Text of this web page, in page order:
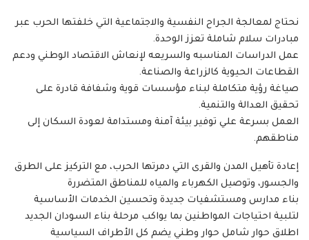
نحتاج لمعالجة الجراح النفسية والاجتماعية التي خلفتها الحرب عبر
مبادرات سلام شاملة تعزز الوحدة.
عمل الدراسات المناسبه والسريعه لإنعاش الاقتصاد الوطني ودعم
القطاعات الحيوية كالزراعة والصناعة.
صياغة رؤية متكاملة لبناء مؤسسات قوية وشفافة قادرة على
تحقيق العدالة والتنمية.
العمل بسرعة علي توفير بيئة آمنة ومستدامة لعودة السكان إلى
مناطقهم.
إعادة تأهيل المدن والقرى التي دمرتها الحرب، مع التركيز على الطرق
والجسور، وتوصيل الكهرباء والمياه للمناطق المتضررة
بناء مدارس ومستشفيات جديدة وتحسين الخدمات الأساسية
لتلبية احتياجات المواطنين بما يواكب مرحلة بناء السودان الجديد
اطلاق حوار شامل حوار وطني يضم كل الأطراف السياسية